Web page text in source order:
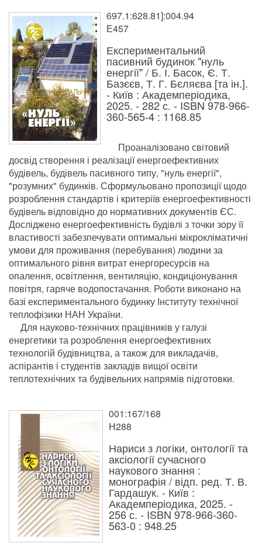
697.1:628.81]:004.94
Е457
Експериментальний
пасивний будинок "нуль
енергії" / Б. І. Басок, Є. Т.
Базєєв, Т. Г. Бєляєва [та ін.].
- Київ : Академперіодика,
2025. - 282 с. - ISBN 978-966-
360-565-4 : 1168.85
Проаналізовано світовий
досвід створення і реалізації енергоефективних
будівель, будівель пасивного типу, "нуль енергії",
"розумних" будинків. Сформульовано пропозиції щодо
розроблення стандартів і критеріїв енергоефективності
будівель відповідно до нормативних документів ЄС.
Досліджено енергоефективність будівлі з точки зору її
властивості забезпечувати оптимальні мікрокліматичні
умови для проживання (перебування) людини за
оптимального рівня витрат енергоресурсів на
опалення, освітлення, вентиляцію, кондиціонування
повітря, гаряче водопостачання. Роботи виконано на
базі експериментального будинку Інституту технічної
теплофізики НАН України.
Для науково-технічних працівників у галузі
енергетики та розроблення енергоефективних
технологій будівництва, а також для викладачів,
аспірантів і студентів закладів вищої освіти
теплотехнічних та будівельних напрямів підготовки.
001:167/168
Н288
Нариси з логіки, онтології та
аксіології сучасного
наукового знання :
монографія / відп. ред. Т. В.
Гардашук. - Київ :
Академперіодика, 2025. -
256 с. - ISBN 978-966-360-
563-0 : 948.25